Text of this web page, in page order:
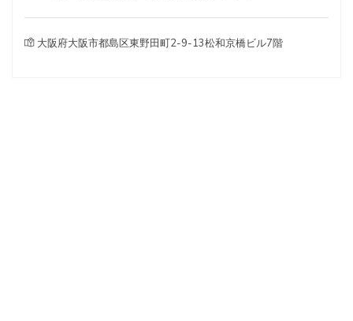
大阪府大阪市都島区東野田町2-9-13松和京橋ビル7階